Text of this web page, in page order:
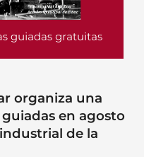
organiza una
en agosto
de la